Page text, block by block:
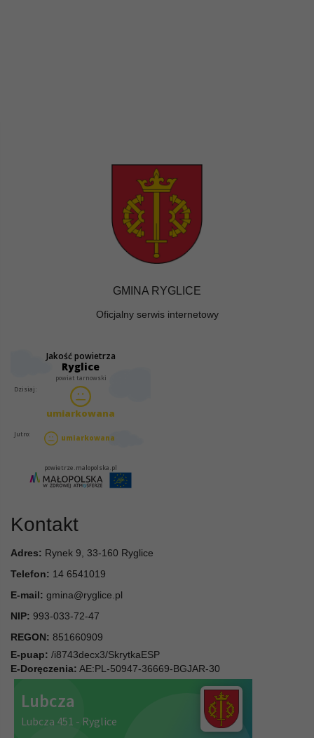
GMINA RYGLICE
Oficjalny serwis internetowy
Kontakt
Adres: Rynek 9, 33-160 Ryglice
Telefon: 14 6541019
E-mail: gmina@ryglice.pl
NIP: 993-033-72-47
REGON: 851660909
E-puap: /i8743decx3/SkrytkaESP
E-Doręczenia: AE:PL-50947-36669-BGJAR-30